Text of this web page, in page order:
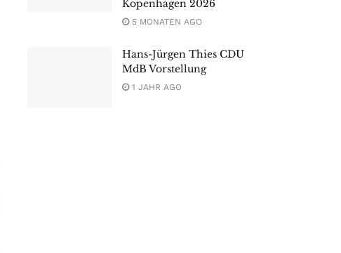
Kopenhagen 2026
5 MONATEN AGO
Hans-Jürgen Thies CDU
MdB Vorstellung
1 JAHR AGO